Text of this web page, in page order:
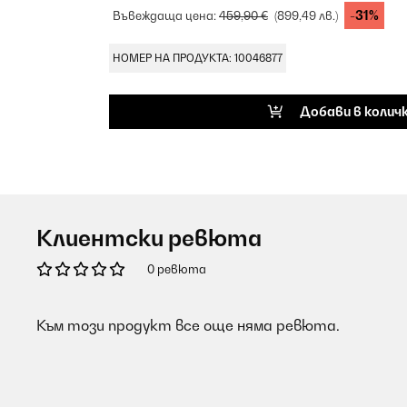
Въвеждаща цена:459,90 € (899,49 лв.) -31%
НОМЕР НА ПРОДУКТА: 10046877
Добави в
Клиентски ревюта
0 ревюта
Към този продукт все още няма ревюта.